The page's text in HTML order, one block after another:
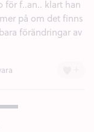
för f..an.. klart han
på om det finns
förändringar av